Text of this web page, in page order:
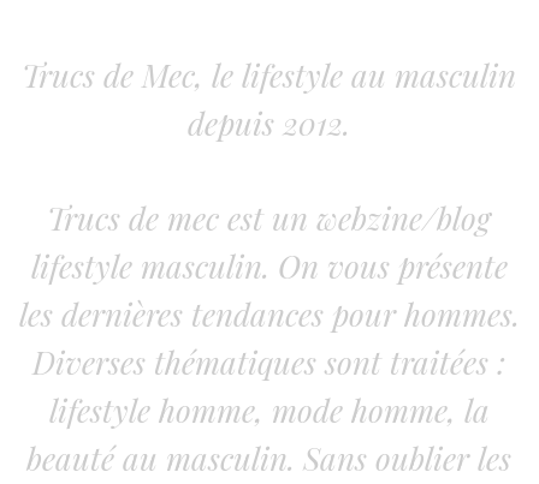
Trucs de Mec, le lifestyle au masculin
depuis 2012.
Trucs de mec est un webzine/blog
lifestyle masculin. On vous présente
les dernières tendances pour hommes.
Diverses thématiques sont traitées :
lifestyle homme, mode homme, la
beauté au masculin. Sans oublier les